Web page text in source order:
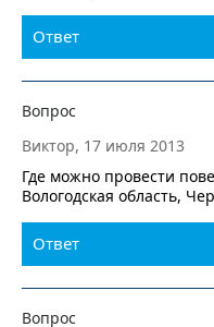
Ответ
Вопрос
Виктор, 17 июля 2013
Где можно провести
Вологодская область,
Ответ
Вопрос